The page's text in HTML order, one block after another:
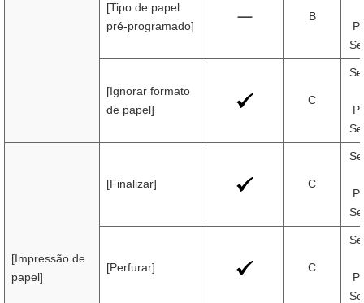
[Tipo de papel
pré-programado]
B
[Ignorar formato
de papel]
C
[Impressão de
papel]
[Finalizar] C
[Perfurar] C